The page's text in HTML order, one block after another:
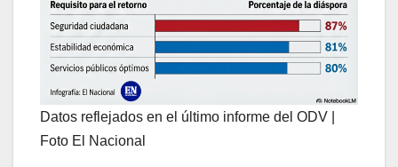
Datos reflejados en el último informe del ODV |
Foto El Nacional